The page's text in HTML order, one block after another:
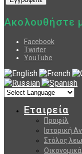
Ακολουθήστε
Facebook
Twiiter
YouTube
Εταιρεία
Προφίλ
Ιστορική
Στόλος